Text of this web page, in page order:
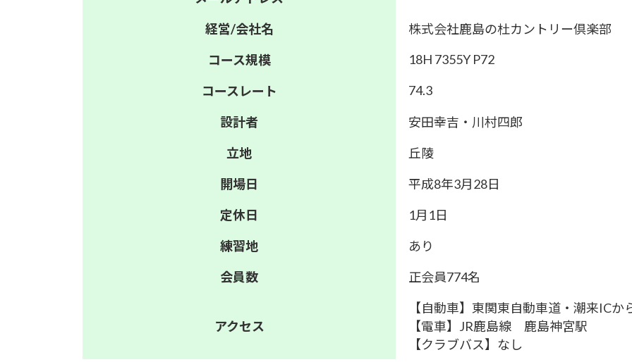
経営/会社名
株式会社鹿島の杜カントリー倶楽部
コース規模 18H 7355Y P72
コースレート 74.3
設計者
安田幸吉・川村四郎
立地
丘陵
開場日
平成8年3月28日
定休日
1月1日
練習地
あり
会員数
正会員774名
アクセス
【自動車】東関東自動車道・潮来ICか
【電車】JR鹿島線 鹿島神宮駅
【クラブバス】なし